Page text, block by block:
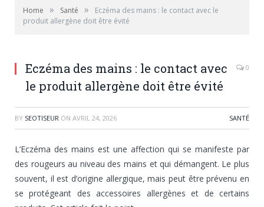
Home » Santé »
Eczéma des mains : le contact avec le
produit allergène doit être évité
Eczéma des mains : le contact avec
le produit allergène doit être évité
0
BY SEOTISEUR ON AVRIL 24, 2026 SANTÉ
L’Eczéma des mains est une affection qui se manifeste par
des rougeurs au niveau des mains et qui démangent. Le plus
souvent, il est d’origine allergique, mais peut être prévenu en
se protégeant des accessoires allergènes et de certains